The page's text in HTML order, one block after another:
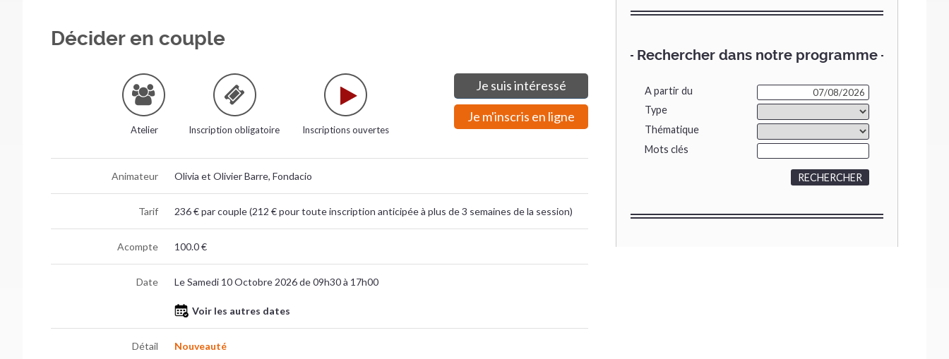
Rechercher dans notre programme
A partir du
Type
Thématique
Mots clés
Décider en couple
Atelier Inscription obligatoire Inscriptions ouvertes
Je suis intéressé
Je m'inscris en ligne
Animateur Olivia et Olivier Barre, Fondacio
Tarif 236 € par couple (212 € pour toute inscription anticipée à plus de 3 semaines de la session)
Acompte 100.0 €
Date Le Samedi 10 Octobre 2026 de 09h30 à 17h00
Voir les autres dates
Détail
Nouveauté